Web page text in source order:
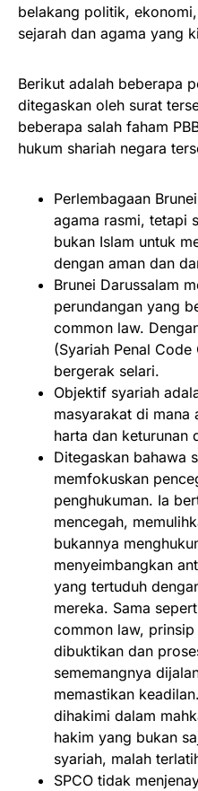
belakang politik,
sejarah dan agama yang
Berikut adalah beberapa
ditegaskan oleh surat
beberapa salah faham
hukum shariah negara
Perlembagaan
agama rasmi, tetapi
bukan Islam untuk
dengan aman dan
Brunei Darussalam
perundangan yang
common law.
(Syariah Penal
bergerak selari.
Objektif syariah
masyarakat di mana
harta dan keturunan
Ditegaskan bahawa
memfokuskan
penghukuman. Ia
mencegah,
bukannya
menyeimbangkan
yang tertuduh
mereka. Sama
common law,
dibuktikan dan
sememangnya
memastikan
dihakimi dalam
hakim yang bukan
syariah, malah
SPCO tidak